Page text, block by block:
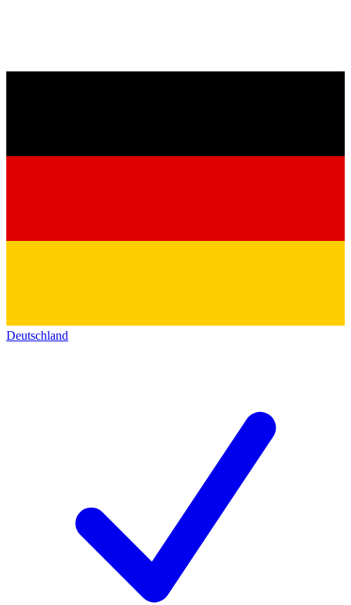
Deutschland